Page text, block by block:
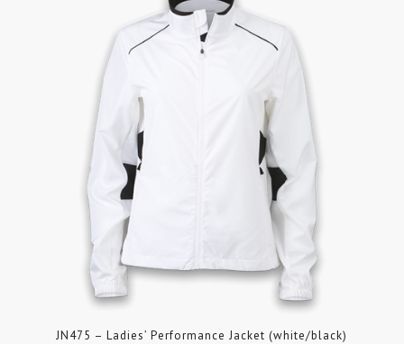
JN475 – Ladies’ Performance Jacket (white/black)